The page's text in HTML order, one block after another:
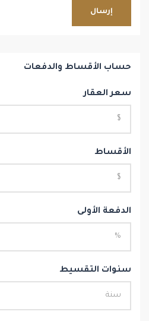
إرسال
حساب الأقساط والدفعات
سعر العقار
الأقساط
الدفعة الأولى
سنوات التقسيط